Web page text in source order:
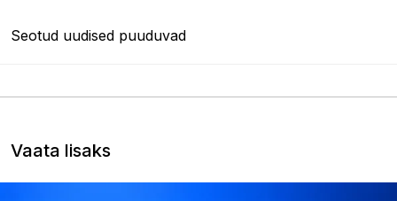
Seotud uudised puuduvad
Vaata lisaks